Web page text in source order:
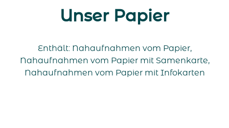
Unser Papier
Enthält: Nahaufnahmen vom Papier,
Nahaufnahmen vom Papier mit Samenkarte,
Nahaufnahmen vom Papier mit Infokarten